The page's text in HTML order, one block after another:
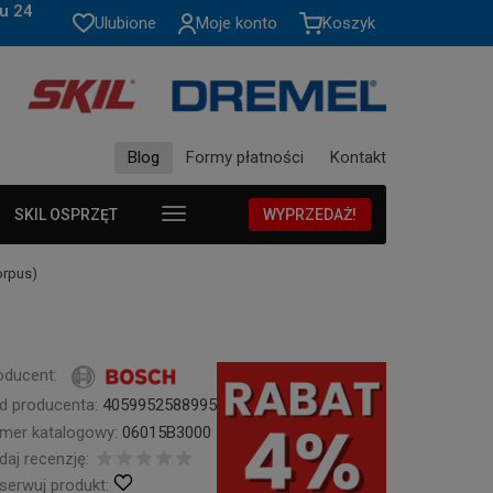
24
Ulubione Moje konto Koszyk
Blog Formy płatności Kontakt
SKIL OSPRZĘT WYPRZEDAŻ!
producenta: 4059952588995
katalogowy: 06015B3000
recenzję:
produkt: